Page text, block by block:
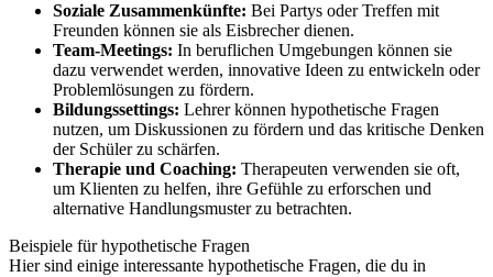
Soziale Zusammenkünfte: Bei Partys oder Treffen mit
Freunden können sie als Eisbrecher dienen.
Team-Meetings: In beruflichen Umgebungen können sie
dazu verwendet werden, innovative Ideen zu entwickeln oder
Problemlösungen zu fördern.
Bildungssettings: Lehrer können hypothetische Fragen
nutzen, um Diskussionen zu fördern und das kritische Denken
der Schüler zu schärfen.
Therapie und Coaching: Therapeuten verwenden sie oft,
um Klienten zu helfen, ihre Gefühle zu erforschen und
alternative Handlungsmuster zu betrachten.
Beispiele für hypothetische Fragen
Hier sind einige interessante hypothetische Fragen, die du in